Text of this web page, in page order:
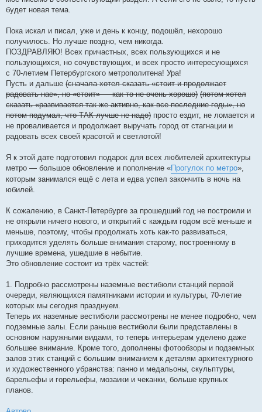
будет новая тема.
Пока искал и писал, уже и день к концу, подошёл, нехорошо
получилось. Но лучше поздно, чем никогда.
ПОЗДРАВЛЯЮ! Всех причастных, всех пользующихся и не
пользующихся, но сочувствующих, и всех просто интересующихся
с 70-летием Петербургского метрополитена! Ура!
Пусть и дальше (сначала хотел сказать «стоит и продолжает
радовать нас», но «стоит» — как-то не очень хорошо) (потом хотел
сказать «развивается так же активно, как все последние годы», но
потом подумал, что ТАК лучше не надо) просто ездит, не ломается и
не проваливается и продолжает выручать город от стагнации и
радовать всех своей красотой и светлотой!
Я к этой дате подготовил подарок для всех любителей архитектуры
метро — большое обновление и пополнение «Прогулок по метро»,
которым занимался ещё с лета и едва успел закончить в ночь на
юбилей.
К сожалению, в Санкт-Петербурге за прошедший год не построили и
не открыли ничего нового, и открытий с каждым годом всё меньше и
меньше, поэтому, чтобы продолжать хоть как-то развиваться,
приходится уделять больше внимания старому, построенному в
лучшие времена, ушедшие в небытие.
Это обновление состоит из трёх частей:
1. Подробно рассмотрены наземные вестибюли станций первой
очереди, являющихся памятниками истории и культуры, 70-летие
которых мы сегодня празднуем.
Теперь их наземные вестибюли рассмотрены не менее подробно, чем
подземные залы. Если раньше вестибюли были представлены в
основном наружными видами, то теперь интерьерам уделено даже
большее внимание. Кроме того, дополнены фотообзоры и подземных
залов этих станций с большим вниманием к деталям архитектурного
и художественного убранства: панно и медальоны, скульптуры,
барельефы и горельефы, мозаики и чеканки, больше крупных
планов.